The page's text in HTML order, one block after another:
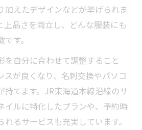
加えたデザインなどが挙げられま
上品さを両立し、どんな服装にも
す。
を自分に合わせて調整すること
スが良くなり、名刺交換やパソコ
持てます。JR東海道本線沿線のサ
イルに特化したプランや、予約時
るサービスも充実しています。